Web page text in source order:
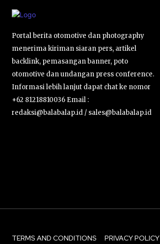
Portal berita otomotive dan photography
menerima kiriman siaran pers, artikel
backlink, pemasangan banner, poto
otomotive dan undangan press conference.
Informasi lebih lanjut dapat chat ke nomor
+62 81218810036 Email :
redaksi@balabalap.id / sales@balabalap.id
TERMS AND CONDITIONS PRIVACY POLICY